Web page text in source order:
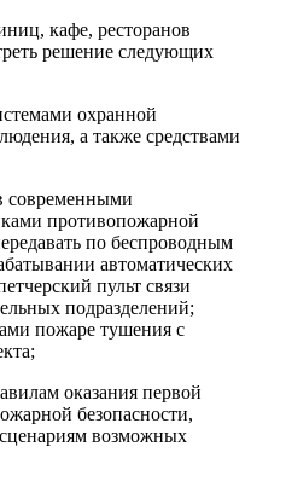
кафе, ресторанов
решение следующих
охранной
а также средствами
современными
противопожарной
по беспроводным
автоматических
пульт связи
подразделений;
пожаре тушения с
оказания первой
безопасности,
возможных